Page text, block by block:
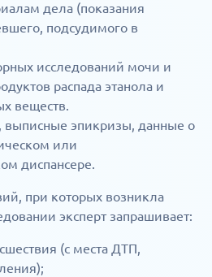
дела (показания
подсудимого в
исследований мочи и
распада этанола и
веществ.
выписные эпикризы, данные о
или
диспансере.
при которых возникла
эксперт запрашивает:
(с места ДТП,